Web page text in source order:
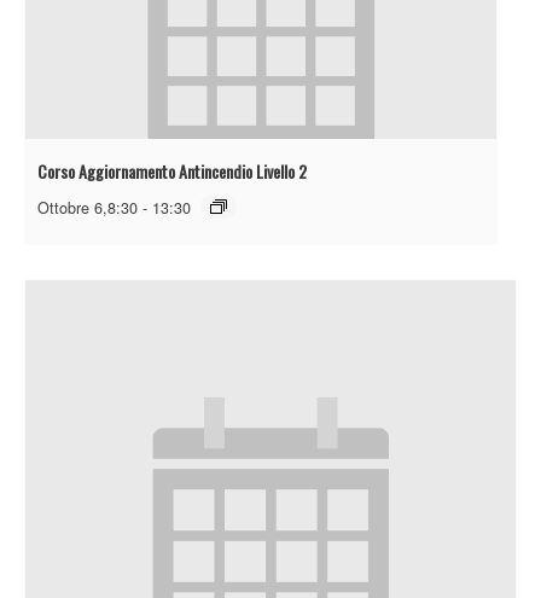
Corso Aggiornamento Antincendio Livello 2
Ottobre 6,8:30 - 13:30